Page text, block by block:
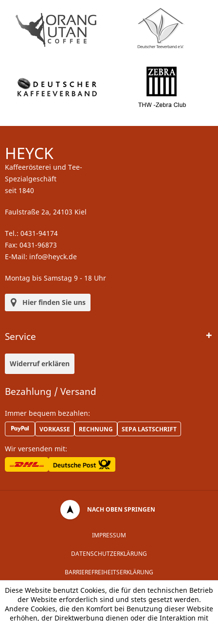
HEYCK
Kaffeerösterei und Tee-
Spezialgeschäft
seit 1840
Faulstraße 2a, 24103 Kiel
Tel.: 0431-94174
Fax: 0431-96873
E-Mail: info@heyck.de
Montag bis Samstag 9 - 18 Uhr
Hier finden Sie uns
Service
Widerruf erklären
Bezahlung / Versand
Immer bequem bezahlen:
VORKASSE RECHNUNG SEPA LASTSCHRIFT
Wir versenden mit:
NACH OBEN SPRINGEN
IMPRESSUM
DATENSCHUTZERKLÄRUNG
BARRIEREFREIHEITSERKLÄRUNG
Diese Website benutzt Cookies, die für den technischen Betrieb
der Website erforderlich sind und stets gesetzt werden.
Andere Cookies, die den Komfort bei Benutzung dieser Website
erhöhen, der Direktwerbung dienen oder die Interaktion mit